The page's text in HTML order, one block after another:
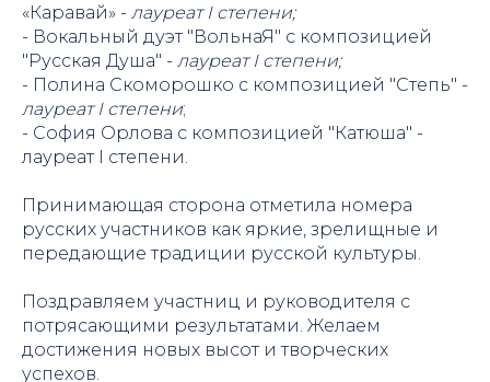
«Каравай» - лауреат I степени;
- Вокальный дуэт "ВольнаЯ" с композицией
"Русская Душа" - лауреат I степени;
- Полина Скоморошко с композицией "Степь" -
лауреат I степени;
- София Орлова с композицией "Катюша" -
лауреат I степени.
Принимающая сторона отметила номера
русских участников как яркие, зрелищные и
передающие традиции русской культуры.
Поздравляем участниц и руководителя с
потрясающими результатами. Желаем
достижения новых высот и творческих
успехов.